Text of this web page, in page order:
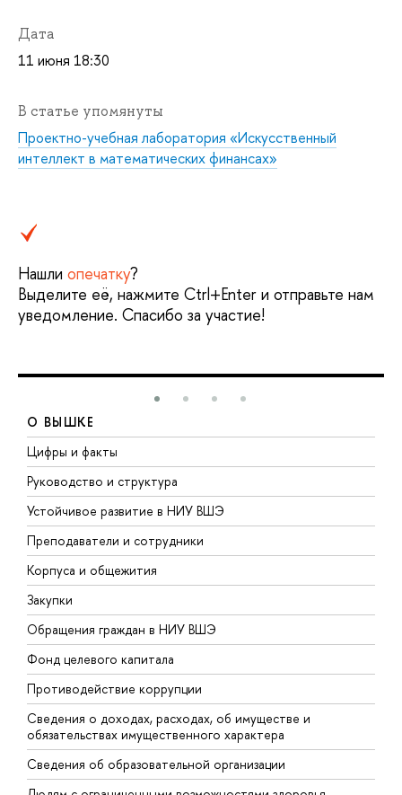
Дата
11 июня 18:30
В статье упомянуты
Проектно-учебная лаборатория «Искусственный
интеллект в математических финансах»
Нашли опечатку?
Выделите её, нажмите Ctrl+Enter и отправьте нам
уведомление. Спасибо за участие!
О ВЫШКЕ
Цифры и факты
Руководство и структура
Устойчивое развитие в НИУ ВШЭ
Преподаватели и сотрудники
Корпуса и общежития
Закупки
Обращения граждан в НИУ ВШЭ
Фонд целевого капитала
Противодействие коррупции
Сведения о доходах, расходах, об имуществе и
обязательствах имущественного характера
Сведения об образовательной организации